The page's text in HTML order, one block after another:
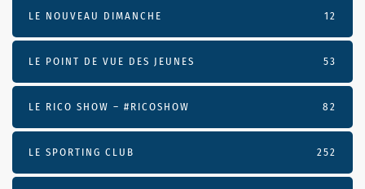
LE NOUVEAU DIMANCHE 12
LE POINT DE VUE DES JEUNES 53
LE RICO SHOW – #RICOSHOW 82
LE SPORTING CLUB 252